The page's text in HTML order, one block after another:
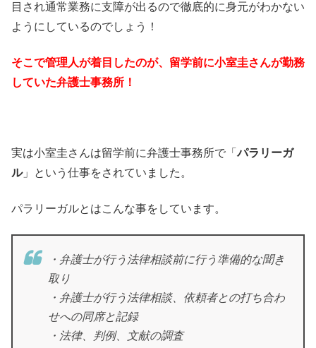
目され通常業務に支障が出るので徹底的に身元がわかない
ようにしているのでしょう！
そこで管理人が着目したのが、留学前に小室圭さんが勤務
していた弁護士事務所！
実は小室圭さんは留学前に弁護士事務所で「パラリーガ
ル」という仕事をされていました。
パラリーガルとはこんな事をしています。
・弁護士が行う法律相談前に行う準備的な聞き
取り
・弁護士が行う法律相談、依頼者との打ち合わ
せへの同席と記録
・法律、判例、文献の調査